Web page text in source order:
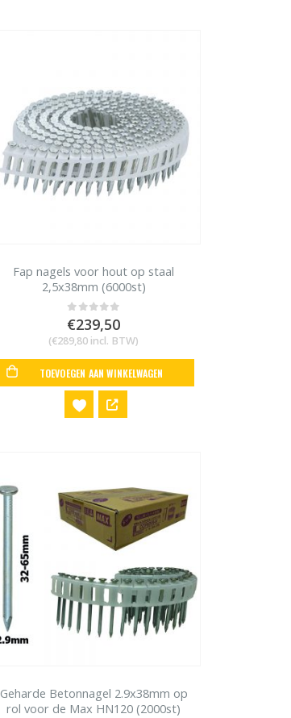
Fap nagels voor hout op staal
2,5x38mm (6000st)
0out of 5
€239,50
(€289,80 incl. BTW)
TOEVOEGEN AAN WINKELWAGEN
Geharde Betonnagel 2.9x38mm op
rol voor de Max HN120 (2000st)